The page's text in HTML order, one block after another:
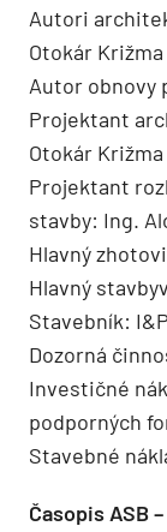
Autori
Otokár
Autor obnovy
Projektant
Otokár Križma
Projektant
stavby: Ing.
Hlavný
Hlavný
Stavebník:
Dozorná
Investičné
podporných
Stavebné
Časopis ASB